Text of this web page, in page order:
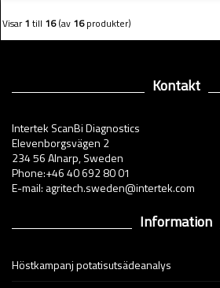
Visar1 till 16(av 16produkter)
Kontakt
Intertek ScanBi Diagnostics
Elevenborgsvägen 2
234 56 Alnarp, Sweden
Phone:+46 40 692 80 01
E-mail: agritech.sweden@intertek.com
Information
Höstkampanj potatisutsädeanalys